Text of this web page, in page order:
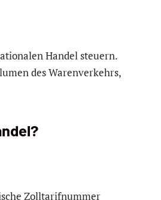
Handel steuern.
des Warenverkehrs,
Zolltarifnummer